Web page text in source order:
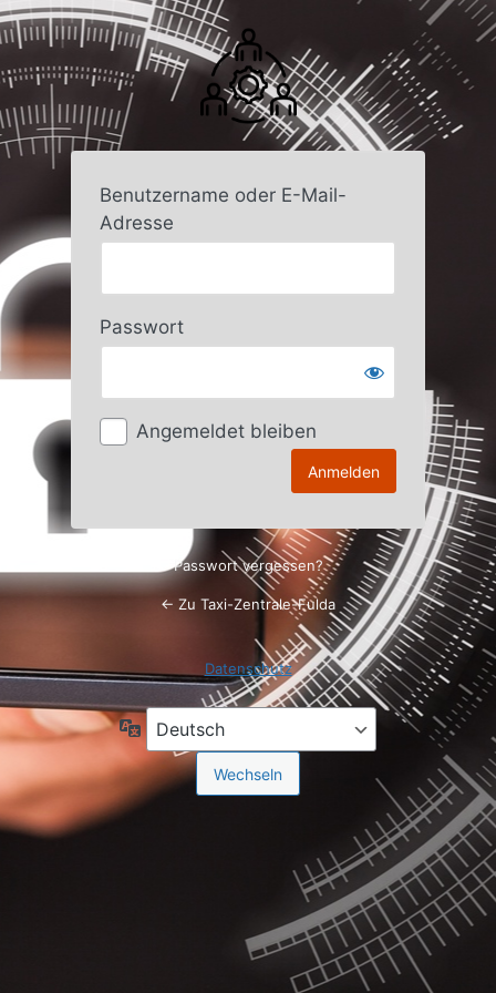
Anmelden
Benutzername oder E-Mail-
Adresse
Passwort
Angemeldet bleiben
Passwort vergessen?
← Zu Taxi-Zentrale-Fulda
Datenschutz
Sprache